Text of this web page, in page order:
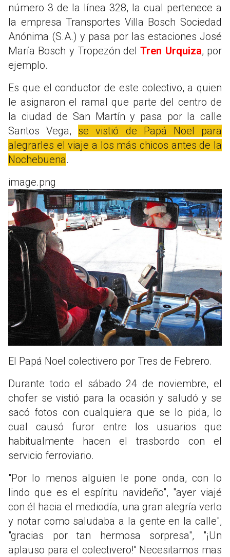
número 3 de la línea 328, la cual pertenece a
la empresa Transportes Villa Bosch Sociedad
Anónima (S.A.) y pasa por las estaciones José
María Bosch y Tropezón delTren Urquiza, por
ejemplo.
Es que el conductor de este colectivo, a quien
le asignaron el ramal que parte del centro de
la ciudad de San Martín y pasa por la calle
Santos Vega, se vistió de Papá Noel para
alegrarles el viaje a los más chicos antes de la
Nochebuena.
image.png
El Papá Noel colectivero por Tres de Febrero.
Durante todo el sábado 24 de noviembre, el
chofer se vistió para la ocasión y saludó y se
sacó fotos con cualquiera que se lo pida, lo
cual causó furor entre los usuarios que
habitualmente hacen el trasbordo con el
servicio ferroviario.
"Por lo menos alguien le pone onda, con lo
lindo que es el espíritu navideño", "ayer viajé
con él hacia el mediodía, una gran alegría verlo
y notar como saludaba a la gente en la calle",
"gracias por tan hermosa sorpresa", "¡Un
aplauso para el colectivero!" Necesitamos mas